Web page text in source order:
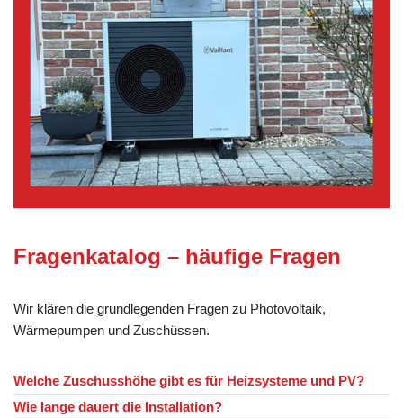
Fragenkatalog – häufige Fragen
Wir klären die grundlegenden Fragen zu Photovoltaik,
Wärmepumpen und Zuschüssen.
Welche Zuschusshöhe gibt es für Heizsysteme und PV?
Wie lange dauert die Installation?